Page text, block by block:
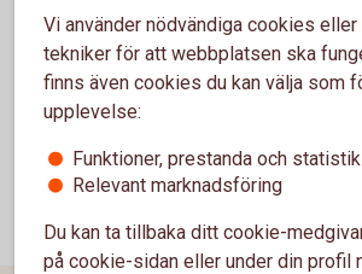
Information om behörigheter
internetbanken.(se)
Vi använder nödvändiga cookies eller
tekniker för att webbplatsen ska
finns även cookies du kan välja som
upplevelse:
Funktioner, prestanda och statistik
Relevant marknadsföring
Du kan ta tillbaka ditt cookie-
på cookie-sidan eller under din profil